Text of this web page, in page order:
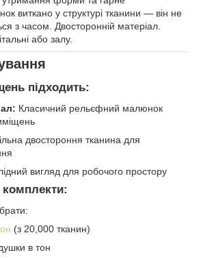
виткано у структурі тканини — він не
з часом. Двосторонній матеріал.
або залу.
підходить:
Класичний рельєфний малюнок
двостороння тканина для
вигляд для робочого простору
(з 20,000 тканин)
в тон